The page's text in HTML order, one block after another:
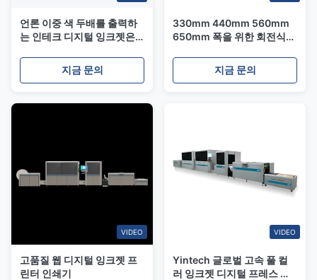
언론 이중 색 두배를 출력하
는 인테크 디지털 잉크젯은
습니다
지금 문의
330mm 440mm 560mm
650mm 폭을 위한 회전식
터 프레스
지금 문의
VIDEO
고품질 웹 디지털 잉크젯 프
린터 인쇄기
VIDEO
Yintech 글로벌 고속 풀 컬
러 잉크젯 디지털 프레스 인